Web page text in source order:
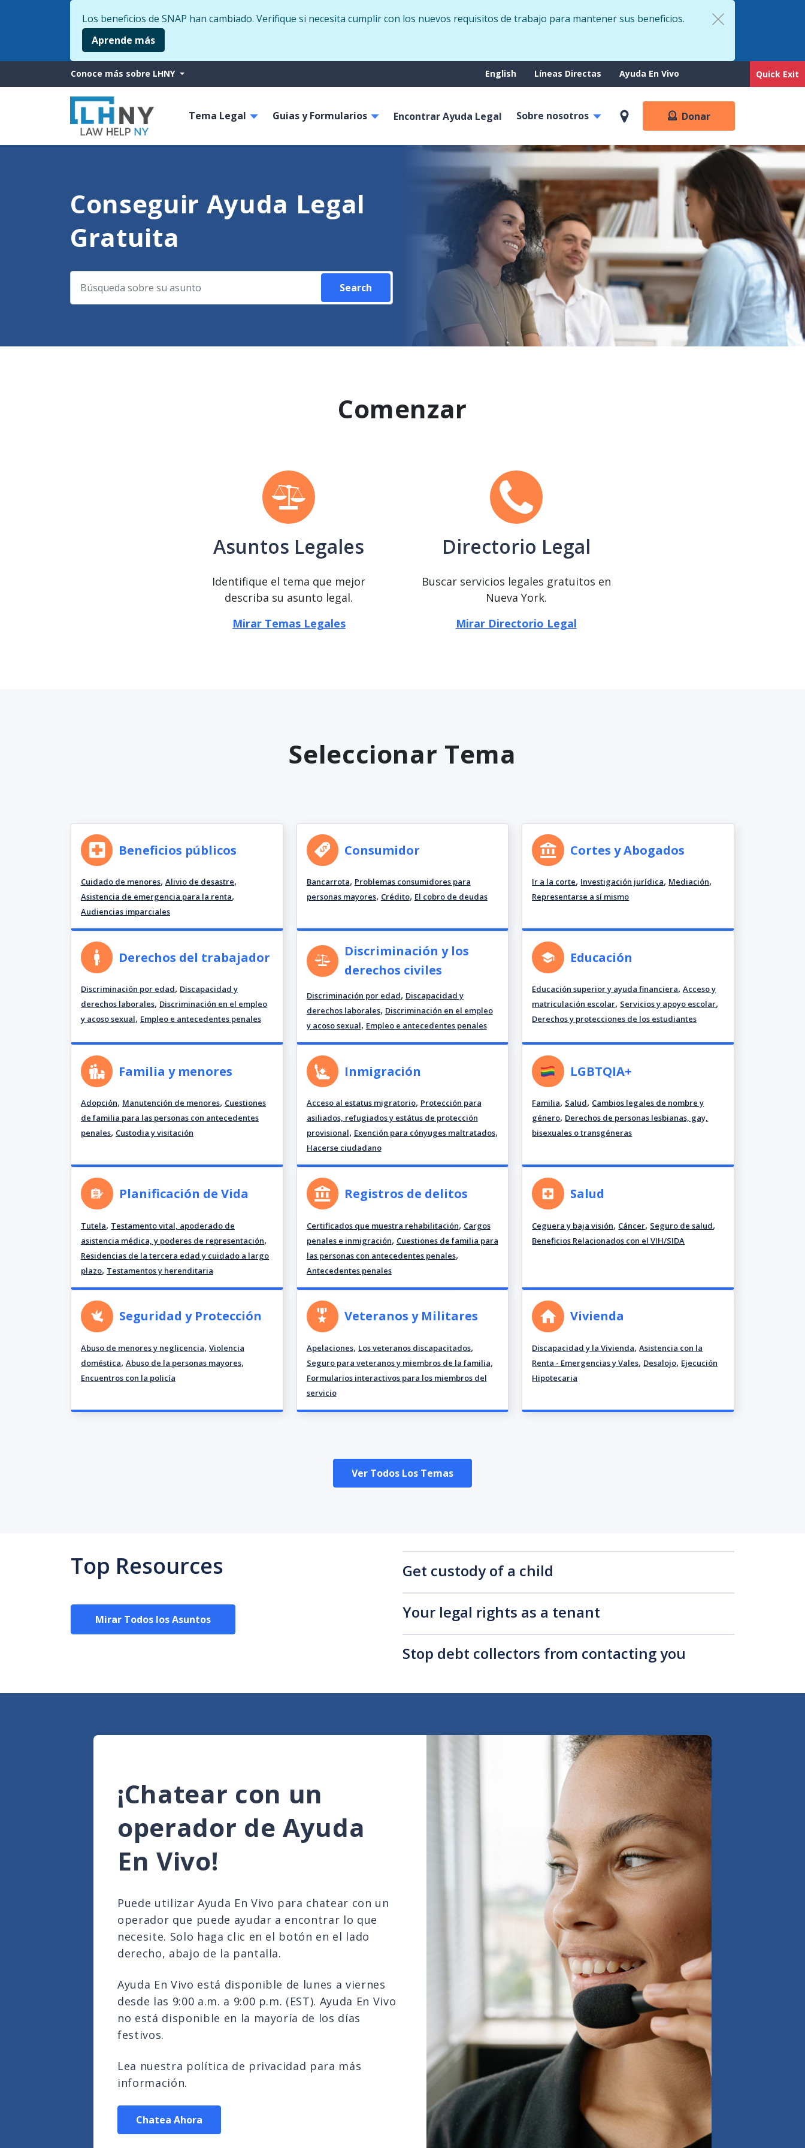
to
Quick Exit
Los beneficios de SNAP han cambiado. Verifique si necesita cumplir con los nuevos requisitos de trabajo para mantener sus beneficios.
Aprende más
More
from
LHNY
Conoce más sobre LHNY Support
English Líneas Directas Ayuda En Vivo
navigation
Tema Legal Guias y Formularios Encontrar Ayuda Legal Sobre nosotros Donar
Conseguir Ayuda Legal
Gratuita
Search
Comenzar
Asuntos Legales
Identifique el tema que mejor
describa su asunto legal.
Mirar Temas Legales
Directorio Legal
Buscar servicios legales gratuitos en
Nueva York.
Mirar Directorio Legal
Seleccionar Tema
Beneficios públicos
Cuidado de menores, Alivio de desastre,
Asistencia de emergencia para la renta,
Audiencias imparciales
Consumidor
Bancarrota, Problemas consumidores para
personas mayores, Crédito, El cobro de deudas
Cortes y Abogados
Ir a la corte, Investigación jurídica, Mediación,
Representarse a sí mismo
Derechos del trabajador
Discriminación por edad, Discapacidad y
derechos laborales, Discriminación en el empleo
y acoso sexual, Empleo e antecedentes penales
Discriminación y los
derechos civiles
Discriminación por edad, Discapacidad y
derechos laborales, Discriminación en el empleo
y acoso sexual, Empleo e antecedentes penales
Educación
Educación superior y ayuda financiera,Acceso y
matriculación escolar, Servicios y apoyo escolar,
Derechos y protecciones de los estudiantes
Familia y menores
Adopción, Manutención de menores, Cuestiones
de familia para las personas con antecedentes
penales, Custodia y visitación
Inmigración
Acceso al estatus migratorio, Protección para
asiliados, refugiados y estátus de protección
provisional, Exención para cónyuges maltratados,
Hacerse ciudadano
LGBTQIA+
Familia, Salud, Cambios legales de nombre y
género, Derechos de personas lesbianas, gay,
bisexuales o transgéneras
Planificación de Vida
Tutela, Testamento vital, apoderado de
asistencia médica, y poderes de representación,
Residencias de la tercera edad y cuidado a largo
plazo, Testamentos y herenditaria
Registros de delitos
Certificados que muestra rehabilitación, Cargos
penales e inmigración, Cuestiones de familia para
las personas con antecedentes penales,
Antecedentes penales
Salud
Ceguera y baja visión, Cáncer, Seguro de salud,
Beneficios Relacionados con el VIH/SIDA
Seguridad y Protección
Abuso de menores y neglicencia, Violencia
doméstica, Abuso de la personas mayores,
Encuentros con la policía
Veteranos y Militares
Apelaciones, Los veteranos discapacitados,
Seguro para veteranos y miembros de la familia,
Formularios interactivos para los miembros del
servicio
Vivienda
Discapacidad y la Vivienda,Asistencia con la
Renta - Emergencias y Vales, Desalojo, Ejecución
Hipotecaria
Ver Todos Los Temas
Top Resources
Mirar Todos los Asuntos
Get custody of a child
Your legal rights as a tenant
Stop debt collectors from contacting you
¡Chatear con un
operador de Ayuda
En Vivo!
Puede utilizar Ayuda En Vivo para chatear con un
operador que puede ayudar a encontrar lo que
necesite. Solo haga clic en el botón en el lado
derecho, abajo de la pantalla.
Ayuda En Vivo está disponible de lunes a viernes
desde las 9:00 a.m. a 9:00 p.m. (EST). Ayuda En Vivo
no está disponible en la mayoría de los días
festivos.
Lea nuestra política de privacidad para más
información.
Chatea Ahora